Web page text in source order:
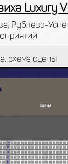
Luxury
Рублево-
схема сцены